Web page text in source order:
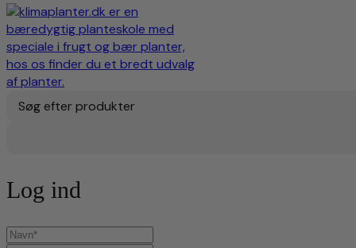
Søg efter produkter
Log ind